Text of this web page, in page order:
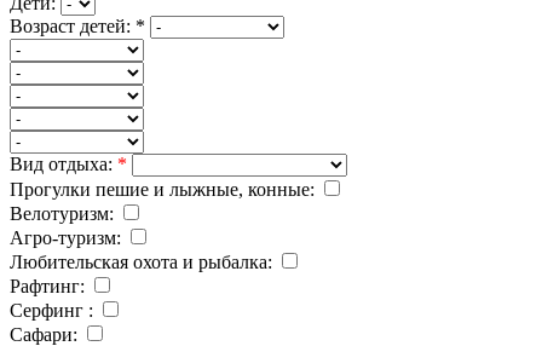
Возраст детей: *
Вид отдыха: *
Прогулки пешие и лыжные, конные:
Велотуризм:
Агро-туризм:
Любительская охота и рыбалка:
Рафтинг:
Серфинг :
Cафари: